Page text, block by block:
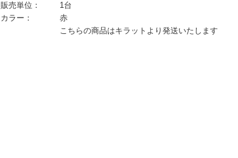
販売単位：
1台
カラー：
赤
こちらの商品はキラットより発送いたします